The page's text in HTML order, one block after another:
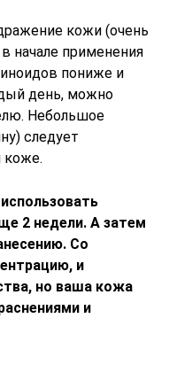
кожи (очень
начале применения
пониже и
день, можно
Небольшое
следует
коже.
2 недели. А затем
Со
и
но ваша кожа
и